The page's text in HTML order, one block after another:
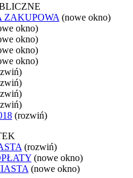
ZAKUPOWA (nowe okno)
okno)
okno)
okno)
okno)
(rozwiń)
(rozwiń)
(nowe okno)
(nowe okno)